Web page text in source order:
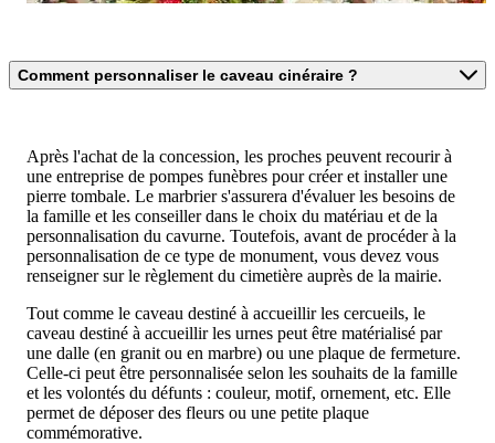
Comment personnaliser le caveau cinéraire ?
Après l'achat de la concession, les proches peuvent recourir à
une entreprise de pompes funèbres pour créer et installer une
pierre tombale. Le marbrier s'assurera d'évaluer les besoins de
la famille et les conseiller dans le choix du matériau et de la
personnalisation du cavurne. Toutefois, avant de procéder à la
personnalisation de ce type de monument, vous devez vous
renseigner sur le règlement du cimetière auprès de la mairie.
Tout comme le caveau destiné à accueillir les cercueils, le
caveau destiné à accueillir les urnes peut être matérialisé par
une dalle (en granit ou en marbre) ou une plaque de fermeture.
Celle-ci peut être personnalisée selon les souhaits de la famille
et les volontés du défunts : couleur, motif, ornement, etc. Elle
permet de déposer des fleurs ou une petite plaque
commémorative.